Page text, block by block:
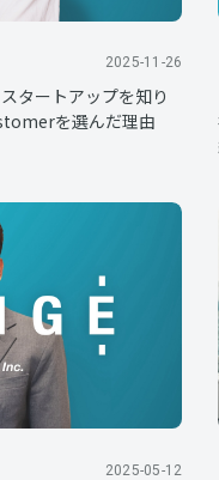
2025-11-26
タートアップを知り
を選んだ理由
2025-05-12